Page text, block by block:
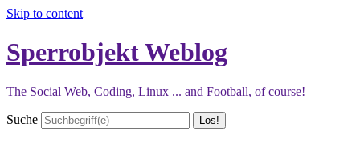
Skip to content
Sperrobjekt Weblog
The Social Web, Coding, Linux ... and Football, of course!
Suche